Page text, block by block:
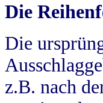
Die
Die
z.B. nach